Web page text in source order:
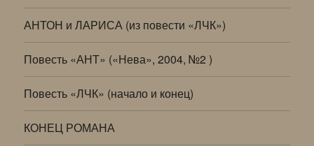
АНТОН и ЛАРИСА (из повести «ЛЧК»)
Повесть «АНТ» («Нева», 2004, №2 )
Повесть «ЛЧК» (начало и конец)
КОНЕЦ РОМАНА